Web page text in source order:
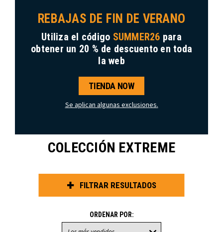
REBAJAS DE FIN DE VERANO
Utiliza el código SUMMER26 para
obtener un 20 % de descuento en toda
la web
TIENDA NOW
Se aplican algunas exclusiones.
COLECCIÓN EXTREME
FILTRAR RESULTADOS
ORDENAR POR: